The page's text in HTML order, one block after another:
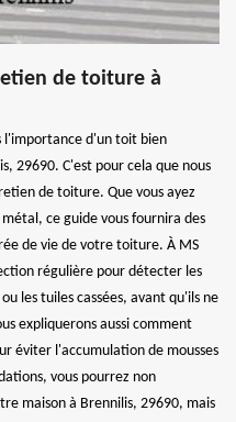
de toiture à
l'importance d'un toit bien
29690. C'est pour cela que nous
de toiture. Que vous ayez
ce guide vous fournira des
de vie de votre toiture. À MS
régulière pour détecter les
les tuiles cassées, avant qu'ils ne
expliquerons aussi comment
éviter l'accumulation de mousses
vous pourrez non
maison à Brennilis, 29690, mais